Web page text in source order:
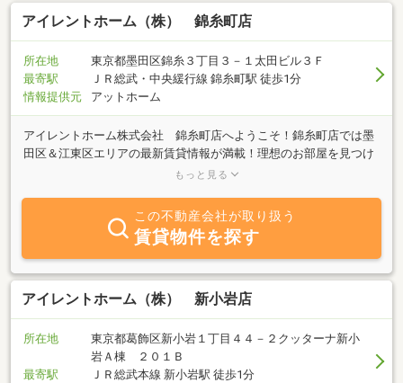
アイレントホーム（株） 錦糸町店
所在地
東京都墨田区錦糸３丁目３－１太田ビル３Ｆ
最寄駅
ＪＲ総武・中央緩行線 錦糸町駅 徒歩1分
情報提供元
アットホーム
アイレントホーム株式会社 錦糸町店へようこそ！錦糸町店では墨
田区＆江東区エリアの最新賃貸情報が満載！理想のお部屋を見つけ
られるよう全力で応援させて頂きます。当社はＴＶＣＭでもお馴染
性など・・・皆様が安心して新生活を迎えて頂けるお部屋をご紹介
致します★ＪＲ総武線・都営新宿線・半蔵門線・大江戸線沿線を中
心にこれはすごい！と納得して頂けるお部屋を全力でご紹介いたし
ます！お部屋のことはもちろん買い物先などの地域情報もアドバイ
ス致しますので、まずはお気軽にご来店下さい。カフェのようなキ
レイな店内で一緒にわがまま条件叶えましょう♪
もっと見る
この不動産会社が取り扱う
賃貸物件を探す
アイレントホーム（株） 新小岩店
所在地
東京都葛飾区新小岩１丁目４４－２クッターナ新小
岩Ａ棟 ２０１Ｂ
最寄駅
ＪＲ総武本線 新小岩駅 徒歩1分